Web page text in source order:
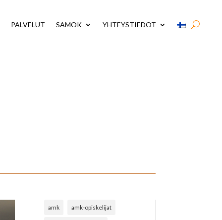
PALVELUT SAMOK YHTEYSTIEDOT
amk amk-opiskelijat